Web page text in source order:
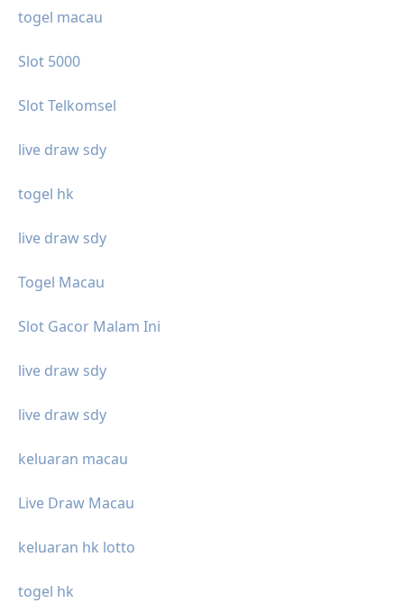
togel macau
Slot 5000
Slot Telkomsel
live draw sdy
togel hk
live draw sdy
Togel Macau
Slot Gacor Malam Ini
live draw sdy
live draw sdy
keluaran macau
Live Draw Macau
keluaran hk lotto
togel hk